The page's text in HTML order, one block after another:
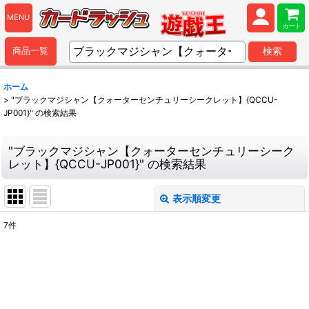
MENU
カート
商品一覧 検索
ホーム
> "ブラックマジシャン【クォーターセンチュリーシークレット】{QCCU-
JP001}" の検索結果
"ブラックマジシャン【クォーターセンチュリーシーク
レット】{QCCU-JP001}" の検索結果
表示順変更
7件